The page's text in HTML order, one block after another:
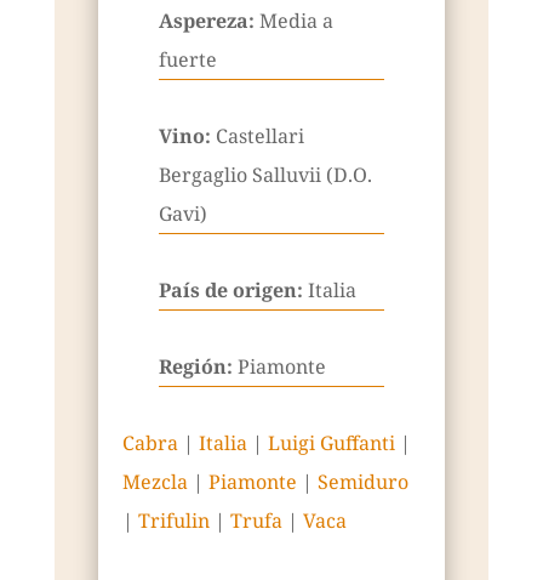
Aspereza: Media a
fuerte
Vino: Castellari
Bergaglio Salluvii (D.O.
Gavi)
País de origen: Italia
Región: Piamonte
Cabra| Italia| Luigi Guffanti|
Mezcla| Piamonte | Semiduro
| Trifulin| Trufa| Vaca